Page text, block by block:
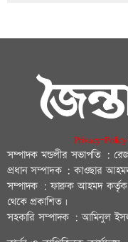
Privacy-Policy
সম্পাদক মন্ডলীর সভাপতি :
প্রধান সম্পাদক : কাওছার
সম্পাদক : ফারুক আহমদ কর্তৃক
থেকে প্রকাশিত।
সহকারি সম্পাদক : আমিনুল